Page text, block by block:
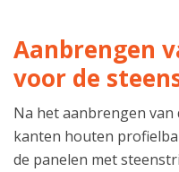
Aanbrengen
voor de
Na het aanbrengen
kanten houten
de panelen met